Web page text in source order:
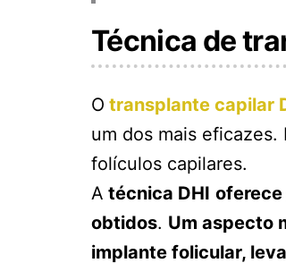
Técnica de
O transplante capilar
um dos mais
folículos capilares.
A técnica DHI
obtidos. Um aspecto
implante folicular,